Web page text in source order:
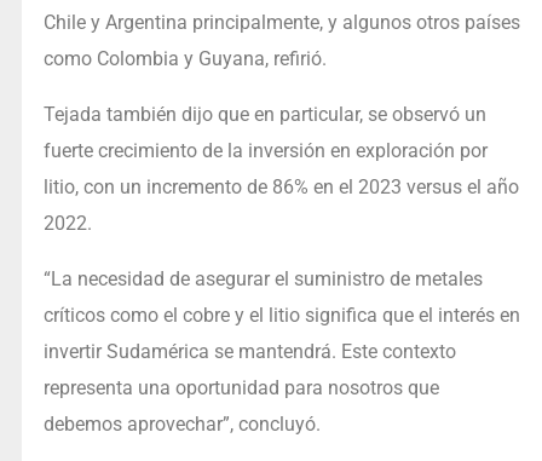
Chile y Argentina principalmente, y algunos otros países
como Colombia y Guyana, refirió.
Tejada también dijo que en particular, se observó un
fuerte crecimiento de la inversión en exploración por
litio, con un incremento de 86% en el 2023 versus el año
2022.
“La necesidad de asegurar el suministro de metales
críticos como el cobre y el litio significa que el interés en
invertir Sudamérica se mantendrá. Este contexto
representa una oportunidad para nosotros que
debemos aprovechar”, concluyó.